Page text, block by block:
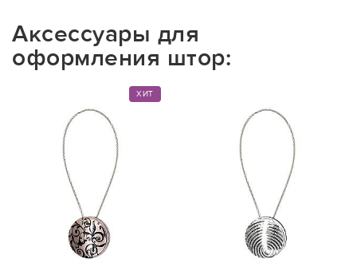
Аксессуары для
оформления штор:
ХИТ